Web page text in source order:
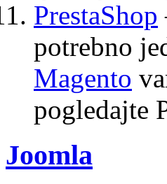
PrestaShop
potrebno
Magento
pogledajte
Joomla